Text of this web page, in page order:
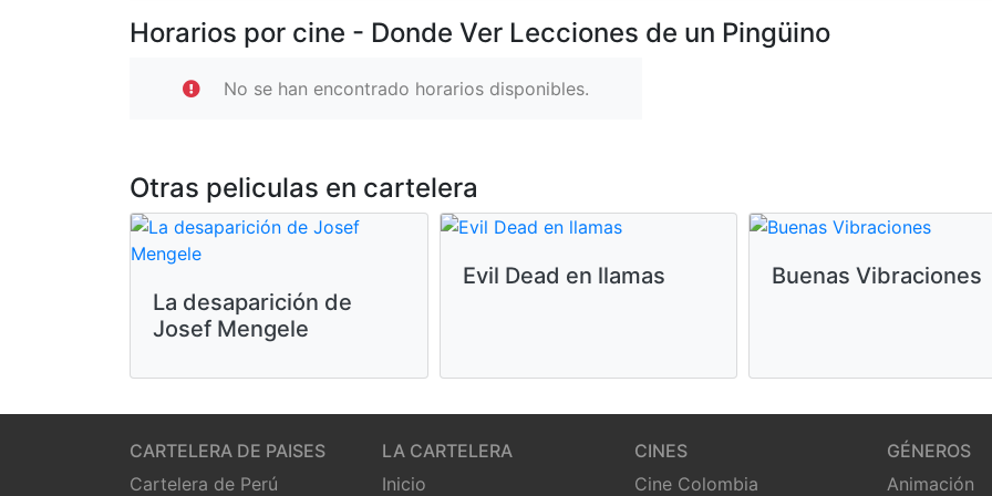
Horarios por cine - Donde Ver Lecciones de un Pingüino
No se han encontrado horarios disponibles.
Otras peliculas en cartelera
La desaparición de
Josef Mengele
Evil Dead en llamas Buenas Vibraciones
CARTELERA DE PAISES
Cartelera de Perú
LA CARTELERA
Inicio
CINES
Cine Colombia
GÉNEROS
Animación